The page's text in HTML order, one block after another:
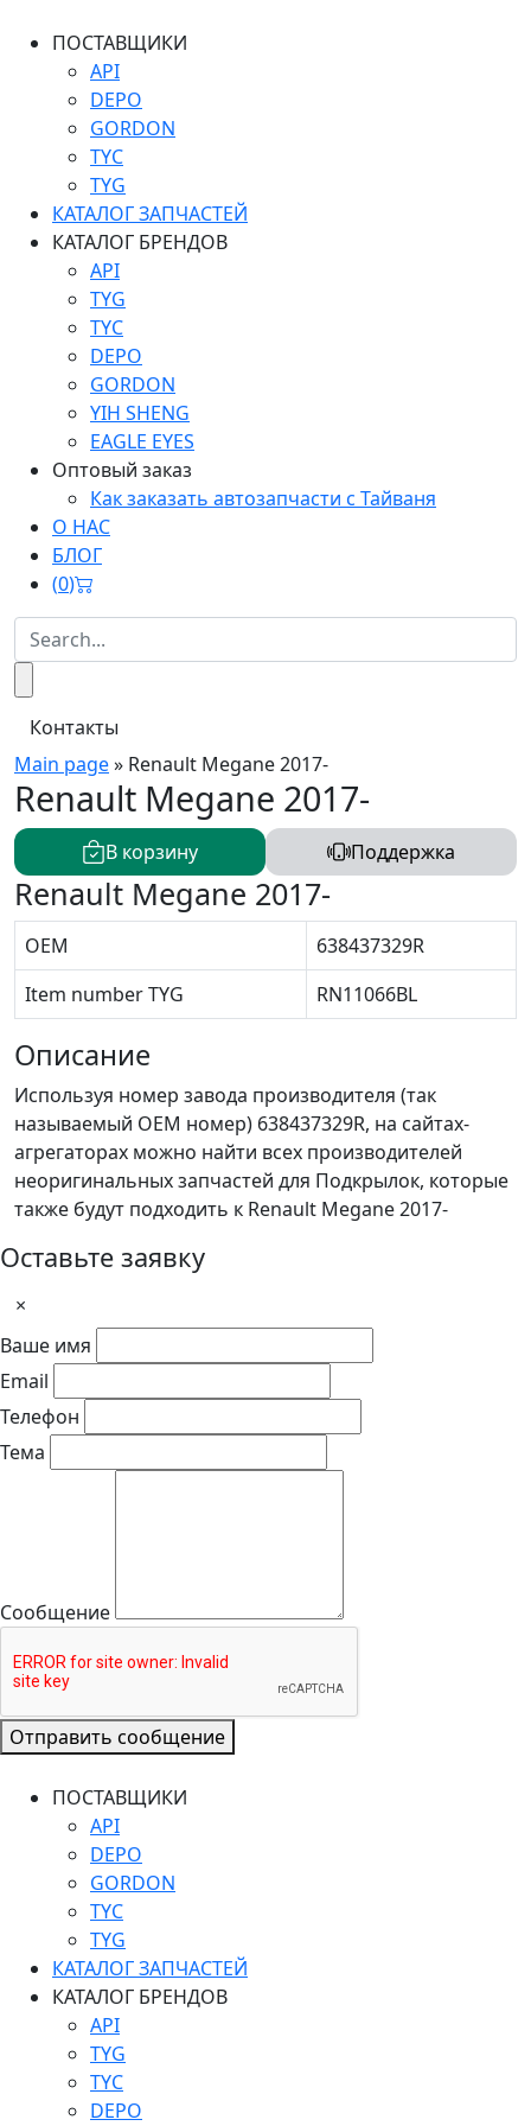
ПОСТАВЩИКИ
API
DEPO
GORDON
TYC
TYG
КАТАЛОГ ЗАПЧАСТЕЙ
КАТАЛОГ БРЕНДОВ
API
TYG
TYC
DEPO
GORDON
YIH SHENG
EAGLE EYES
Оптовый заказ
Как заказать автозапчасти с Тайваня
О НАС
БЛОГ
(0)
Контакты
Main page» Renault Megane 2017-
Renault Megane 2017-
В корзину Поддержка
Renault Megane 2017-
OEM
638437329R
Item number TYG
RN11066BL
Описание
Используя номер завода производителя (так
называемый ОЕМ номер) 638437329R, на сайтах-
агрегаторах можно найти всех производителей
неоригинальных запчастей для Подкрылок, которые
также будут подходить к Renault Megane 2017-
Оставьте заявку
×
Ваше имя
Email
Телефон
Тема
Сообщение
Отправить сообщение
ПОСТАВЩИКИ
API
DEPO
GORDON
TYC
TYG
КАТАЛОГ ЗАПЧАСТЕЙ
КАТАЛОГ БРЕНДОВ
API
TYG
TYC
DEPO